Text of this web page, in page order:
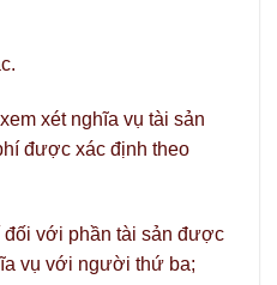
xét nghĩa vụ tài sản
được xác định theo
với phần tài sản được
vụ với người thứ ba;